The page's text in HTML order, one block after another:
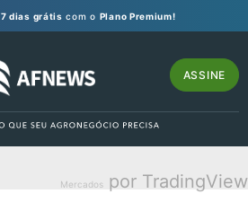
7 dias grátis com o Plano Premium!
ASSINE
Mercados por TradingView